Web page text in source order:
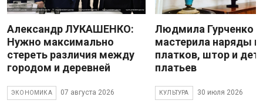
Александр ЛУКАШЕНКО:
Нужно максимально
стереть различия между
городом и деревней
ЭКОНОМИКА 07 августа 2026
Людмила Гурченко
мастерила наряды
платков, штор и
платьев
КУЛЬТУРА 30 июля 2026